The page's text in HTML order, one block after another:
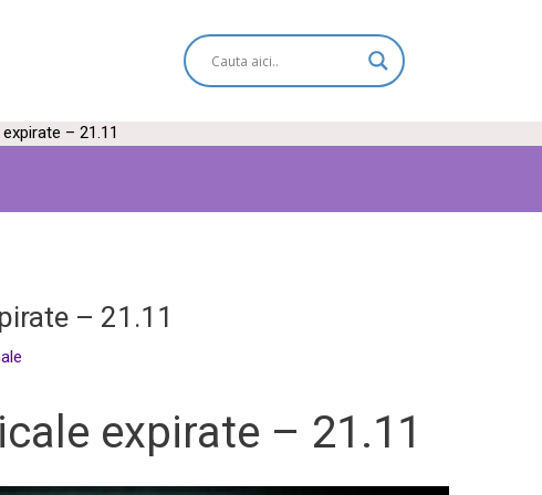
– 21.11
– 21.11
expirate – 21.11